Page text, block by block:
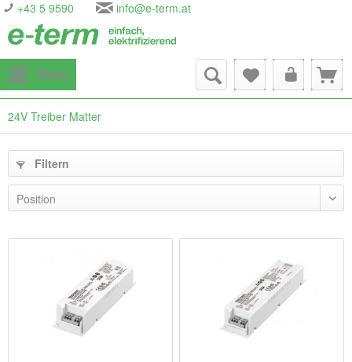
+43 5 9590 info@e-term.at
Menü
24V Treiber Matter
Filtern